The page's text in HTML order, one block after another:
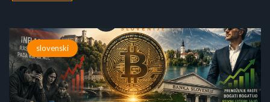
slovenski